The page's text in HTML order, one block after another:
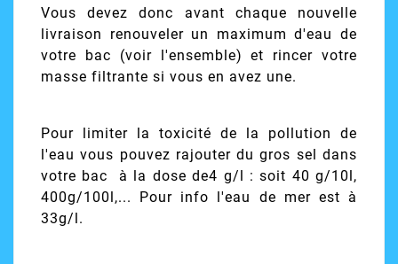
Vous devez donc avant chaque nouvelle
livraison renouveler un maximum d'eau de
votre bac (voir l'ensemble) et rincer votre
masse filtrante si vous en avez une.
Pour limiter la toxicité de la pollution de
l'eau vous pouvez rajouter du gros sel dans
votre bac à la dose de4 g/l : soit 40 g/10l,
400g/100l,... Pour info l'eau de mer est à
33g/l.